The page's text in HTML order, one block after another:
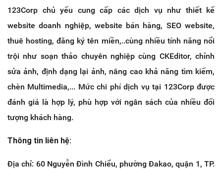
123Corp chủ yếu cung cấp các dịch vụ như thiết kế
website doanh nghiệp, website bán hàng, SEO website,
thuê hosting, đăng ký tên miền,..cùng nhiều tính năng nổi
trội như soạn thảo chuyên nghiệp cùng CKEditor, chỉnh
sửa ảnh, định dạng lại ảnh, nâng cao khả năng tìm kiếm,
chèn Multimedia,... Mức chi phí dịch vụ tại 123Corp được
đánh giá là hợp lý, phù hợp với ngân sách của nhiều đối
tượng khách hàng.
Thông tin liên hệ:
Địa chỉ: 60 Nguyễn Đình Chiểu, phường Đakao, quận 1, TP.